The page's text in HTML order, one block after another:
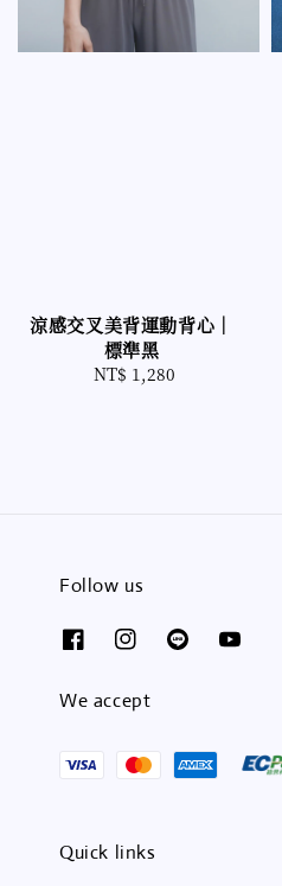
涼感交叉美背運動背心｜
標準黑
Regular
NT$ 1,280
Follow us
We accept
Quick links